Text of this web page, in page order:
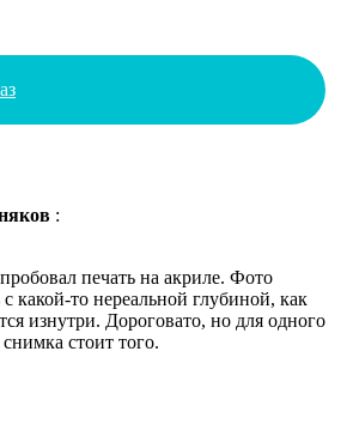
:
печать на акриле. Фото
какой-то нереальной глубиной, как
изнутри. Дороговато, но для одного
стоит того.